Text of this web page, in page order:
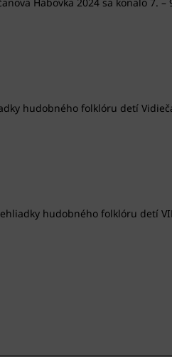
hudobného folklóru detí
hudobného folklóru detí